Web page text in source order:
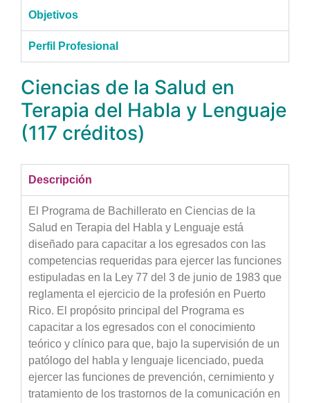
Objetivos
Perfil Profesional
Ciencias de la Salud en
Terapia del Habla y Lenguaje
(117 créditos)
Descripción
El Programa de Bachillerato en Ciencias de la
Salud en Terapia del Habla y Lenguaje está
diseñado para capacitar a los egresados con las
competencias requeridas para ejercer las funciones
estipuladas en la Ley 77 del 3 de junio de 1983 que
reglamenta el ejercicio de la profesión en Puerto
Rico. El propósito principal del Programa es
capacitar a los egresados con el conocimiento
teórico y clínico para que, bajo la supervisión de un
patólogo del habla y lenguaje licenciado, pueda
ejercer las funciones de prevención, cernimiento y
tratamiento de los trastornos de la comunicación en